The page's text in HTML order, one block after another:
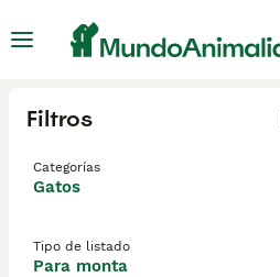
Filtros
Categorías
Gatos
Tipo de listado
Para monta